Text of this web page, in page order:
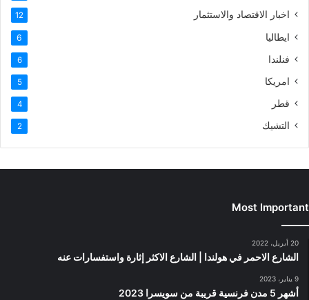
اخبار الاقتصاد والاستثمار 12
ايطاليا 6
فنلندا 6
امريكا 5
قطر 4
التشيك 2
Most Important
20 أبريل، 2022
الشارع الاحمر في هولندا | الشارع الاكثر إثارة واستفسارات عنه
9 يناير، 2023
أشهر 5 مدن فرنسية قريبة من سويسرا 2023